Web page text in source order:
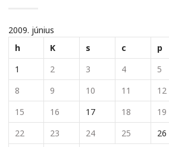
2009. június
h
K s c p
1
2 3 4 5
8
9 10 11 12
15
16 17 18 19
22
23 24 25 26